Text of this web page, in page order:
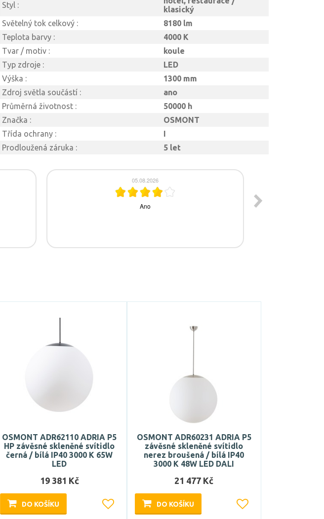
Styl :
klasický
Světelný tok celkový :
8180 lm
Teplota barvy :
4000 K
Tvar / motiv :
koule
Typ zdroje :
LED
Výška :
1300 mm
Zdroj světla součástí :
ano
Průměrná životnost :
50000 h
Značka :
OSMONT
Třída ochrany :
I
Prodloužená záruka :
5 let
OSMONT ADR62110 ADRIA P5
HP závěsné skleněné svítidlo
černá / bílá IP40 3000 K 65W
LED
19 381 Kč
DO KOŠÍKU
OSMONT ADR60231 ADRIA P5
závěsné skleněné svítidlo
nerez broušená / bílá IP40
3000 K 48W LED DALI
21 477 Kč
DO KOŠÍKU